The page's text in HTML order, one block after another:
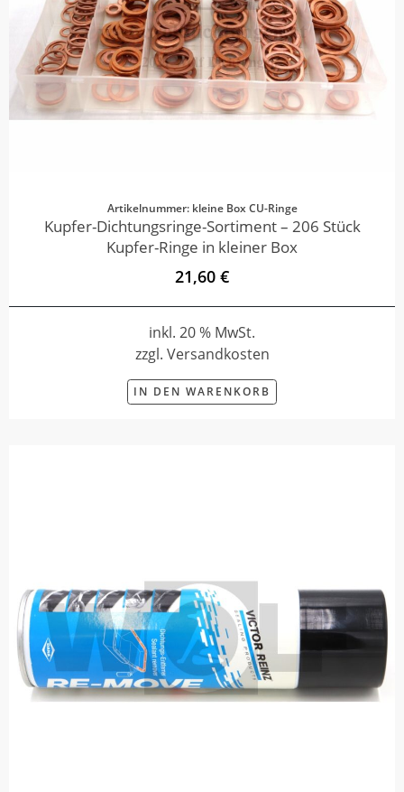
Artikelnummer: kleine Box CU-Ringe
Kupfer-Dichtungsringe-Sortiment – 206 Stück
Kupfer-Ringe in kleiner Box
21,60 €
inkl. 20 % MwSt.
zzgl. Versandkosten
IN DEN WARENKORB